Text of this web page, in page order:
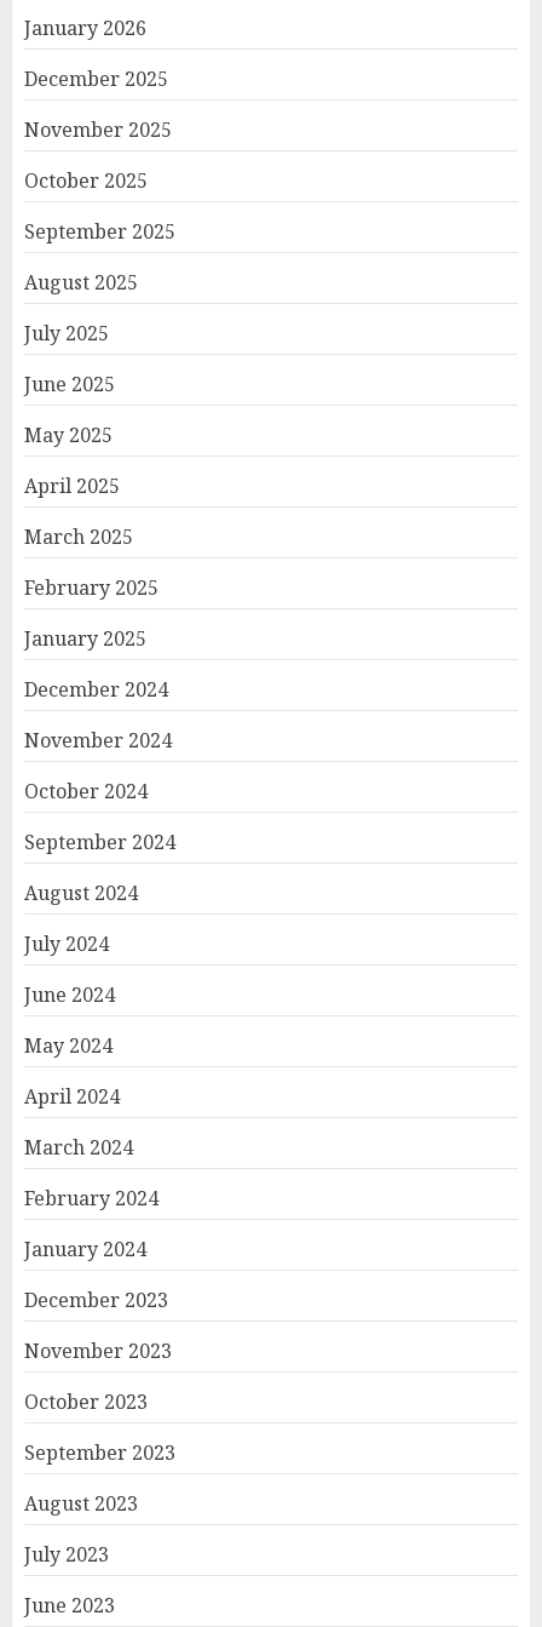
January 2026
December 2025
November 2025
October 2025
September 2025
August 2025
July 2025
June 2025
May 2025
April 2025
March 2025
February 2025
January 2025
December 2024
November 2024
October 2024
September 2024
August 2024
July 2024
June 2024
May 2024
April 2024
March 2024
February 2024
January 2024
December 2023
November 2023
October 2023
September 2023
August 2023
July 2023
June 2023